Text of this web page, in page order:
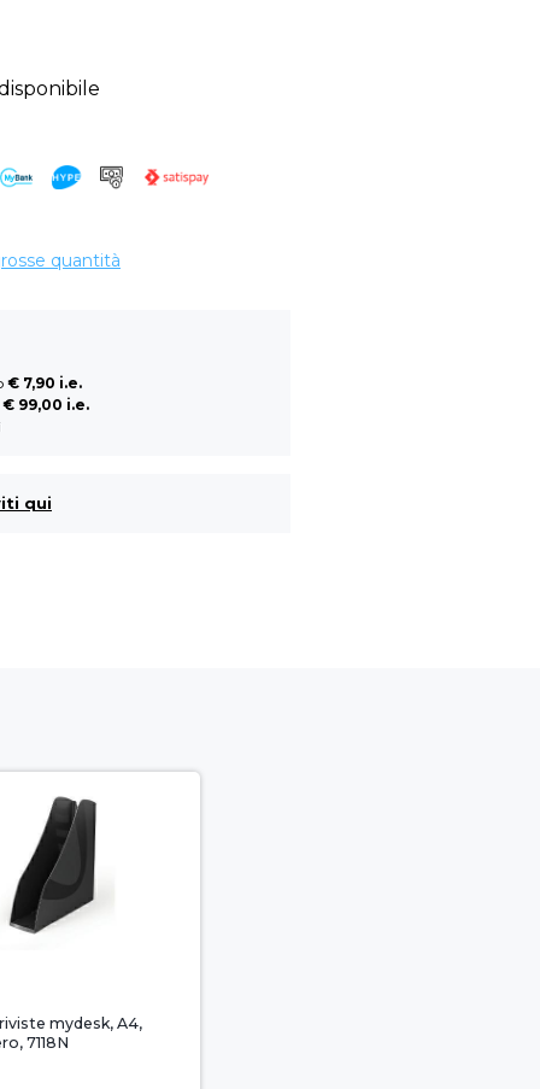
quantità
€ 7,90 i.e.
€ 99,00 i.e.
qui
mydesk, A4,
7118N